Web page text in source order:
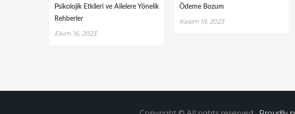
Psikolojik Etkileri ve Ailelere Yönelik
Rehberler
Ekim 16, 2023
Ödeme Bozum
Kasım 19, 2023